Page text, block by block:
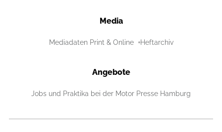
Media
Mediadaten Print & Online Heftarchiv
Angebote
Jobs und Praktika bei der Motor Presse Hamburg